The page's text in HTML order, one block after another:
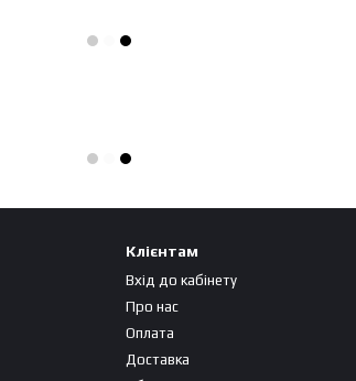
Клієнтам
Вхід до кабінету
Про нас
Оплата
Доставка